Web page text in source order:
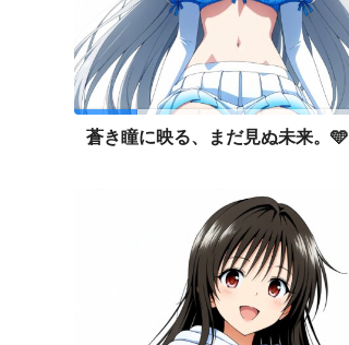
蒼き瞳に映る、まだ見ぬ未来。🩵